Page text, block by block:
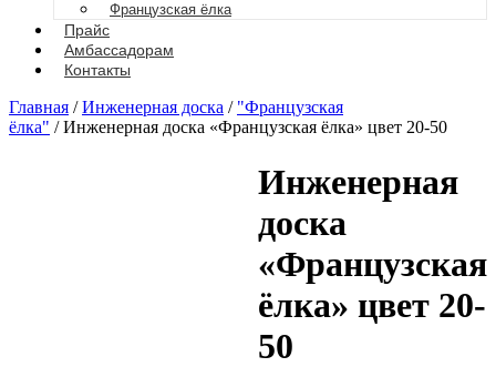
Французская ёлка
Прайс
Амбассадорам
Контакты
Главная /Инженерная доска / "Французская
ёлка" / Инженерная доска «Французская ёлка» цвет 20-50
Инженерная
доска
«Французская
ёлка» цвет 20-
50